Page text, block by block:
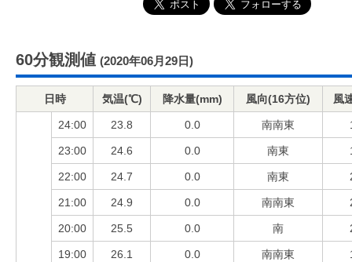
60分観測値 (2020年06月29日)
日時 気温(℃) 降水量(mm) 風向(16方位) 風
24:00 23.8 0.0 南南東
23:00 24.6 0.0 南東
22:00 24.7 0.0 南東
21:00 24.9 0.0 南南東
20:00 25.5 0.0 南
19:00 26.1 0.0 南南東